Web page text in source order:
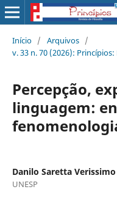
Início / Arquivos /
v. 33 n. 70 (2026):
Percepção,
linguagem:
Danilo Saretta Verissimo
UNESP